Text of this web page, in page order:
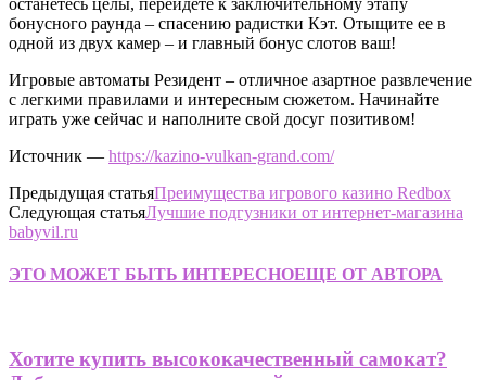
бонусного раунда – спасению радистки Кэт. Отыщите ее в
одной из двух камер – и главный бонус слотов ваш!
Игровые автоматы Резидент – отличное азартное развлечение
с легкими правилами и интересным сюжетом. Начинайте
играть уже сейчас и наполните свой досуг позитивом!
Источник — https://kazino-vulkan-grand.com/
Предыдущая статьяПреимущества игрового казино Redbox
Следующая статьяЛучшие подгузники от интернет-магазина
babyvil.ru
ЭТО МОЖЕТ БЫТЬ ИНТЕРЕСНОЕЩЕ ОТ АВТОРА
Хотите купить высококачественный самокат?